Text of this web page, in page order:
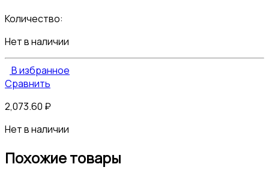
Количество:
Нет в наличии
В избранное
Сравнить
2,073.60 ₽
Нет в наличии
Похожие товары